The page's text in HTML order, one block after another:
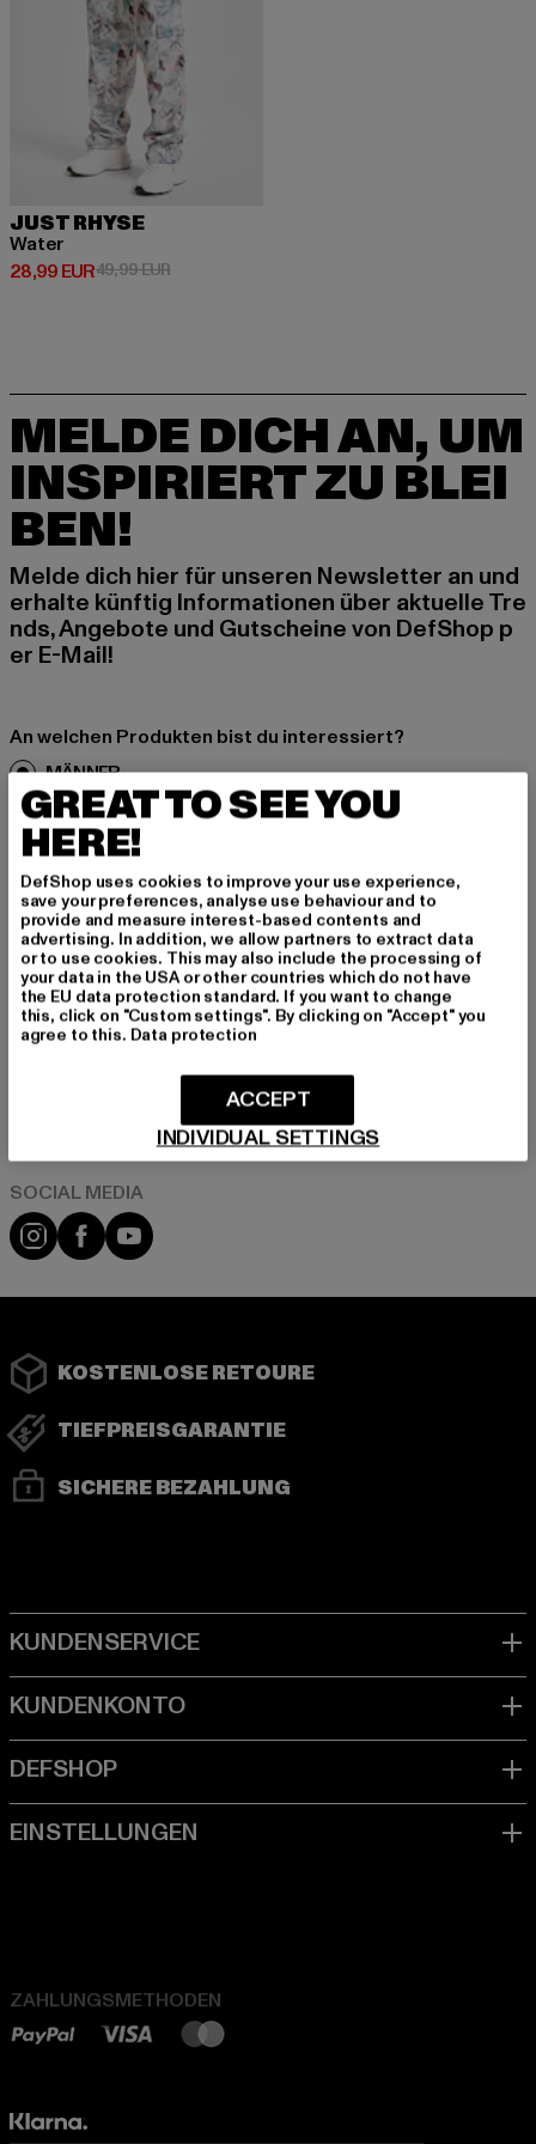
JUST RHYSE
Water
28,99 EUR
Derzeitiger Preis: 28,99 EUR
49,99 EURAktionspreis: 49,99 EUR
MELDE DICH AN, UM
INSPIRIERT ZU BLEI
BEN!
Melde dich hier für unseren Newsletter an und
erhalte künftig Informationen über aktuelle Tre
nds, Angebote und Gutscheine von DefShop p
er E-Mail!
An welchen Produkten bist du interessiert?
MÄNNER
FRAUEN
E-MAIL
ANMELDEN
Informationen dazu, wie DefShop mit Deinen Daten umgeht, findest Du
in unserer Datenschutzerklärung. Du kannst Dich jederzeit kostenfei
abmelden.Datenschutzerklärung lesen.
Play market
Instagram
FacebookYouTube
KOSTENLOSE RETOURE
TIEFPREISGARANTIE
SICHERE BEZAHLUNG
ZAHLUNGSMETHODEN
GREAT TO SEE YOU
HERE!
DefShop uses cookies to improve your use experience,
save your preferences, analyse use behaviour and to
provide and measure interest-based contents and
advertising. In addition, we allow partners to extract data
or to use cookies. This may also include the processing of
your data in the USA or other countries which do not have
the EU data protection standard. If you want to change
this, click on "Custom settings". By clicking on "Accept" you
agree to this. Data protection
INDIVIDUAL SETTINGS
ACCEPT